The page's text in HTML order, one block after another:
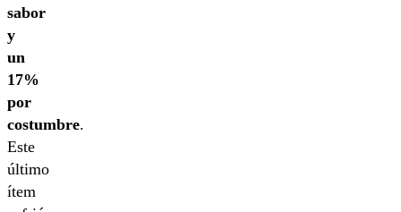
sabor
y
un
17%
por
costumbre.
Este
último
ítem